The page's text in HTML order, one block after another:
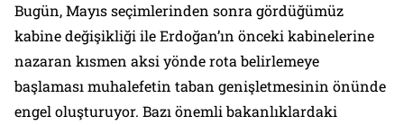
Bugün, Mayıs seçimlerinden sonra gördüğümüz
kabine değişikliği ile Erdoğan’ın önceki kabinelerine
nazaran kısmen aksi yönde rota belirlemeye
başlaması muhalefetin taban genişletmesinin önünde
engel oluşturuyor. Bazı önemli bakanlıklardaki